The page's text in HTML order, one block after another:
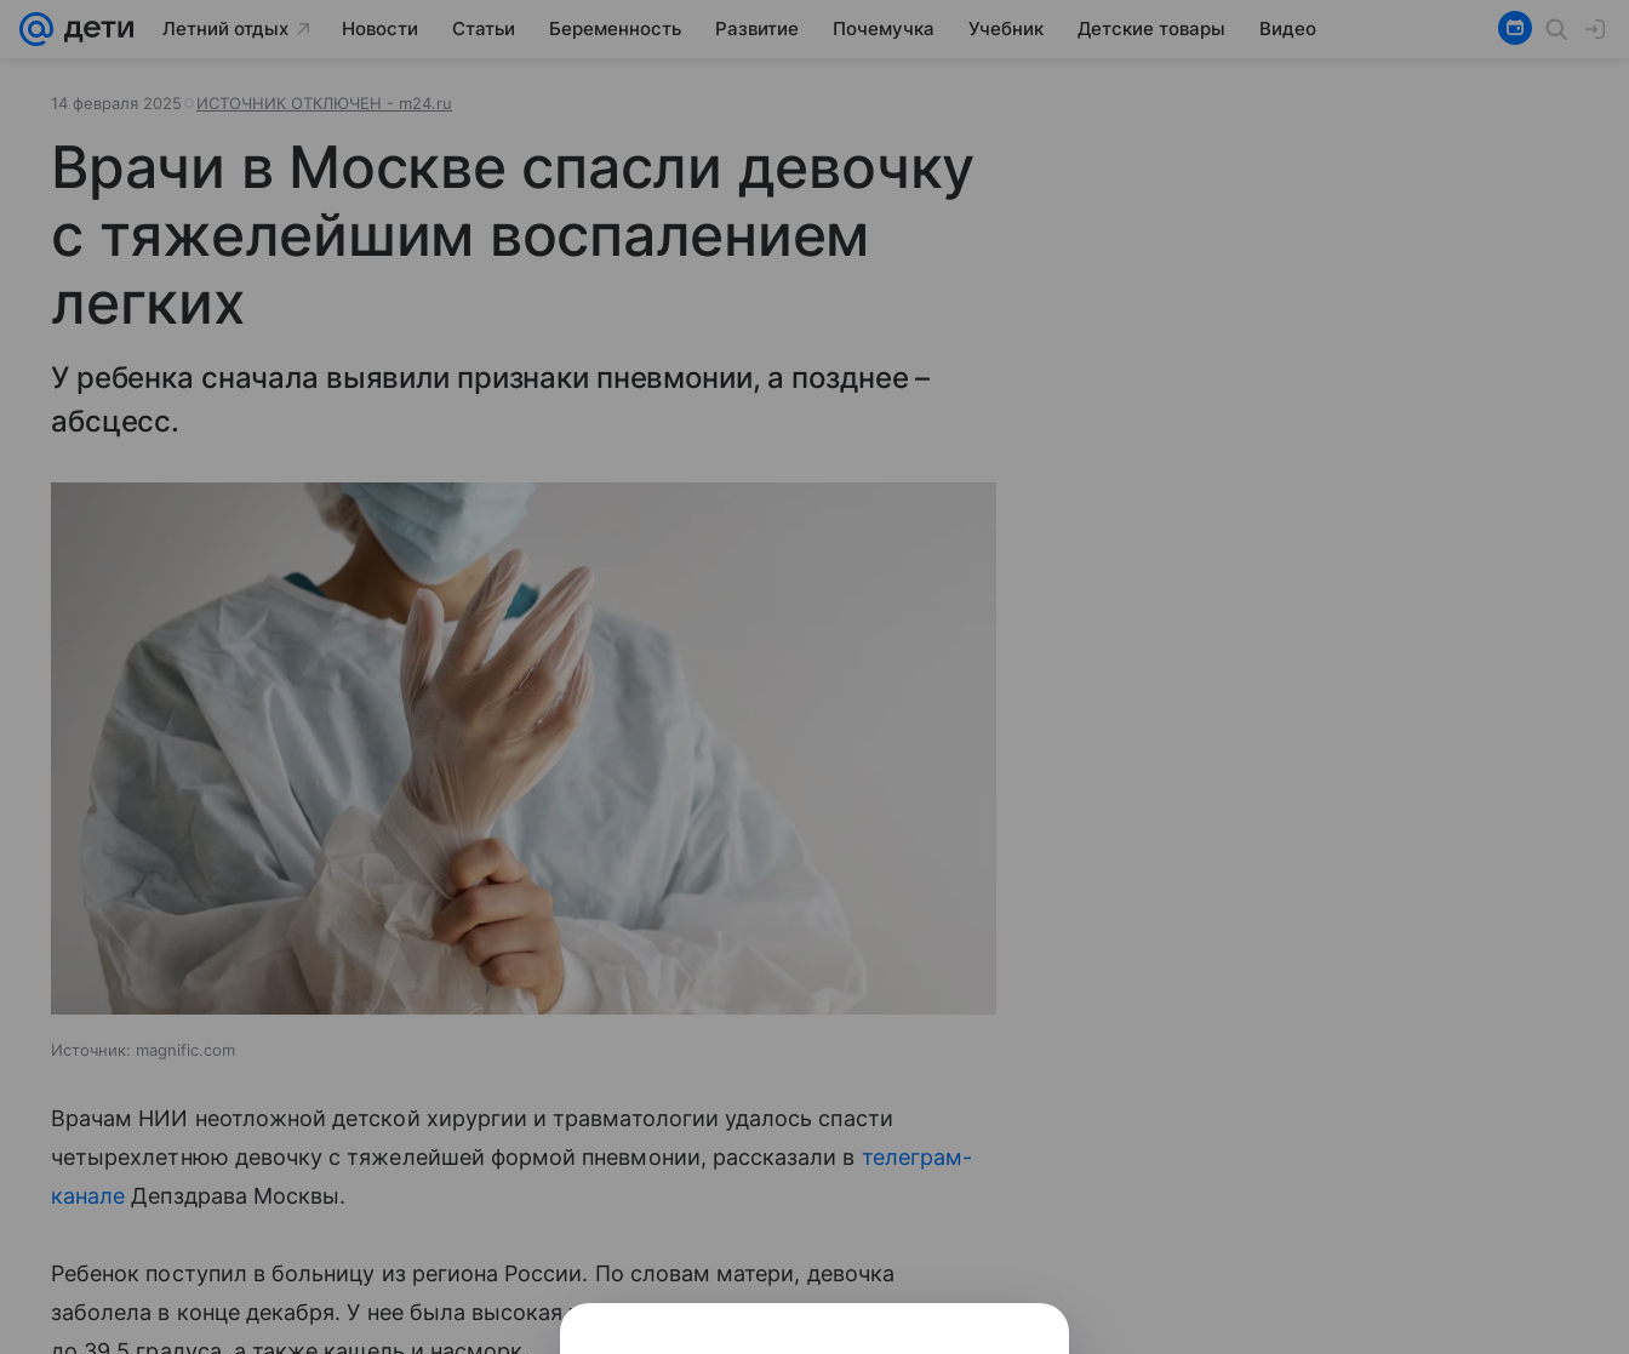
Летний отдых Новости Статьи Беременность Развитие Почемучка Учебник Детские товары Видео
14 февраля 2025 ИСТОЧНИК ОТКЛЮЧЕН - m24.ru
Врачи в Москве спасли девочку
с тяжелейшим воспалением
легких
У ребенка сначала выявили признаки пневмонии, а позднее –
абсцесс.
Источник: magnific.com
Врачам НИИ неотложной детской хирургии и травматологии удалось спасти
четырехлетнюю девочку с тяжелейшей формой пневмонии, рассказали в телеграм-
канале Депздрава Москвы.
Ребенок поступил в больницу из региона России. По словам матери, девочка
заболела в конце декабря. У нее была высокая температура, которая доходила